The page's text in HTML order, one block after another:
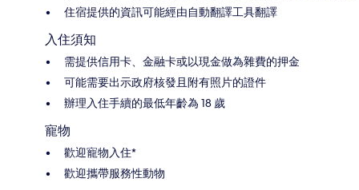
住宿提供的資訊可能經由自動翻譯工具翻譯
入住須知
需提供信用卡、金融卡或以現金做為雜費的押金
可能需要出示政府核發且附有照片的證件
辦理入住手續的最低年齡為 18 歲
寵物
歡迎寵物入住*
歡迎攜帶服務性動物